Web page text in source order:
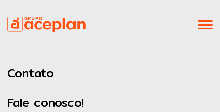
Contato
Fale conosco!